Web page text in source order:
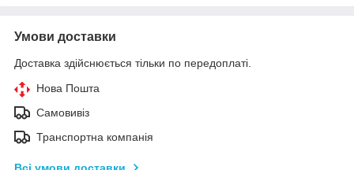
Умови доставки
Доставка здійснюється тільки по передоплаті.
Нова Пошта
Самовивіз
Транспортна компанія
Всі умови доставки